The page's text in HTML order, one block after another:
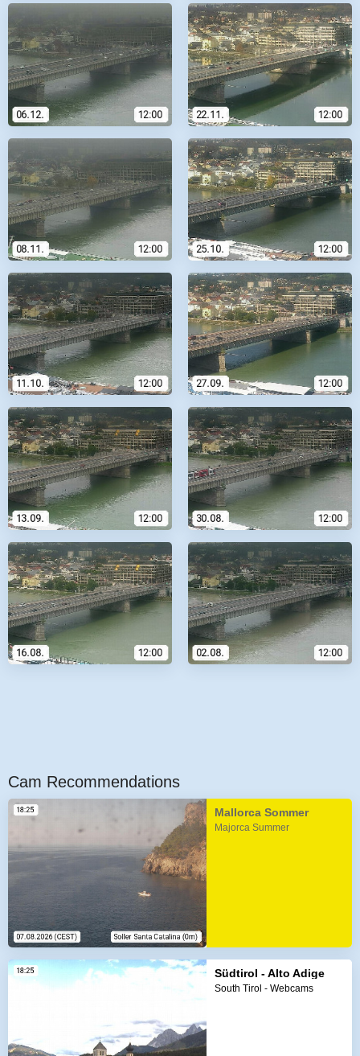
Cam Recommendations
Mallorca Sommer
Majorca Summer
Südtirol - Alto Adige
South Tirol - Webcams